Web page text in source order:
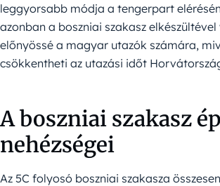
leggyorsabb módja a tengerpart
azonban a boszniai szakasz
előnyössé a magyar utazók számára,
csökkentheti az utazási időt
A boszniai szakasz
nehézségei
Az 5C folyosó boszniai szakasza